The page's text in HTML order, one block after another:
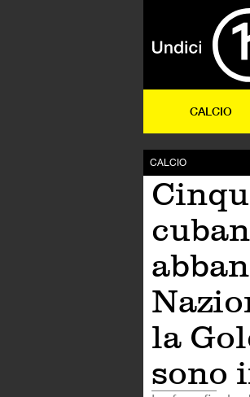
CALCIO
CALCIO
la
sono